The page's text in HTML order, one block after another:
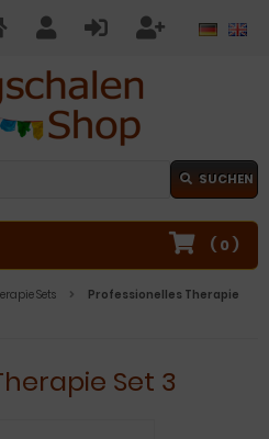
SUCHEN
( 0 )
Sets
Professionelles Therapie
Set 3